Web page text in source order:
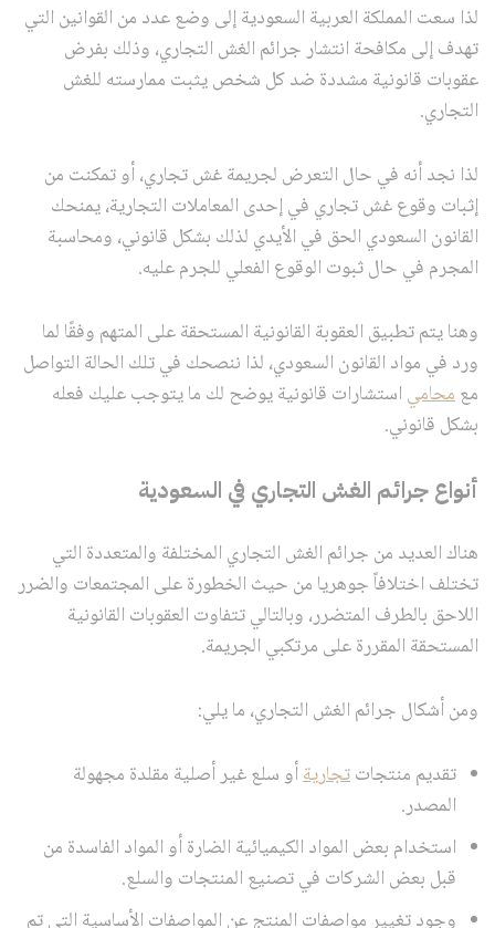
لذا سعت المملكة العربية السعودية إلى وضع عدد من القوانين التي
تهدف إلى مكافحة انتشار جرائم الغش التجاري، وذلك بفرض
عقوبات قانونية مشددة ضد كل شخص يثبت ممارسته للغش
التجاري.
لذا نجد أنه في حال التعرض لجريمة غش تجاري، أو تمكنت من
إثبات وقوع غش تجاري في إحدى المعاملات التجارية، يمنحك
القانون السعودي الحق في الأيدي لذلك بشكل قانوني، ومحاسبة
المجرم في حال ثبوت الوقوع الفعلي للجرم عليه.
وهنا يتم تطبيق العقوبة القانونية المستحقة على المتهم وفقًا لما
ورد في مواد القانون السعودي، لذا ننصحك في تلك الحالة التواصل
معمحامي استشارات قانونية يوضح لك ما يتوجب عليك فعله
بشكل قانوني.
أنواع جرائم الغش التجاري في السعودية
هناك العديد من جرائم الغش التجاري المختلفة والمتعددة التي
تختلف اختلافاً جوهريا من حيث الخطورة على المجتمعات والضرر
اللاحق بالطرف المتضرر، وبالتالي تتفاوت العقوبات القانونية
المستحقة المقررة على مرتكبي الجريمة.
ومن أشكال جرائم الغش التجاري، ما يلي:
تقديم منتجاتتجاريةأو سلع غير أصلية مقلدة مجهولة
المصدر.
استخدام بعض المواد الكيميائية الضارة أو المواد الفاسدة من
قبل بعض الشركات في تصنيع المنتجات والسلع.
وجود تغيير مواصفات المنتج عن المواصفات الأساسية التي تم